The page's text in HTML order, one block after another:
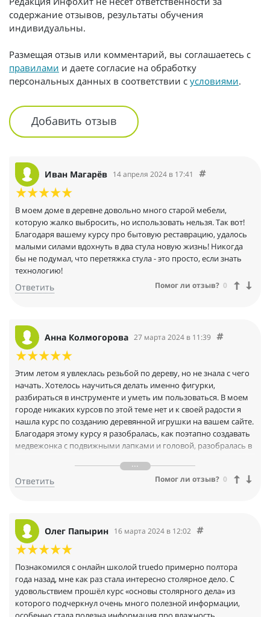
содержание отзывов, результаты обучения
индивидуальны.
Размещая отзыв или комментарий, вы соглашаетесь с
правилами и даете согласие на обработку
персональных данных в соответствии с условиями.
Добавить отзыв
Иван Магарёв 14 апреля 2024 в 17:41
В моем доме в деревне довольно много старой мебели,
которую жалко выбросить, но использовать нельзя. Так вот!
Благодаря вашему курсу про бытовую реставрацию, удалось
малыми силами вдохнуть в два стула новую жизнь! Никогда
бы не подумал, что перетяжка стула - это просто, если знать
технологию!
Ответить Помог ли отзыв? 0
Анна Колмогорова 27 марта 2024 в 11:39
Этим летом я увлеклась резьбой по дереву, но не знала с чего
начать. Хотелось научиться делать именно фигурки,
разбираться в инструменте и уметь им пользоваться. В моем
городе никаких курсов по этой теме нет и к своей радости я
нашла курс по созданию деревянной игрушки на вашем сайте.
Благодаря этому курсу я разобралась, как поэтапно создавать
медвежонка с подвижными лапками и головой, разобралась в
знания для создания других игрушек. Уроки подробные,
понятные новичкам, которые впервые держат в руках
очень ценно, что вы возрождаете ремесла и каждый
обыватель может приобщиться к знаниям и практическим
навыкам, сделав их делом своей жизни. Спасибо
Ответить Помог ли отзыв? 0
Олег Папырин 16 марта 2024 в 12:02
Познакомился с онлайн школой truedo примерно полтора
года назад, мне как раз стала интересно столярное дело. С
удовольствием прошёл курс «основы столярного дела» из
которого подчеркнул очень много полезной информации,